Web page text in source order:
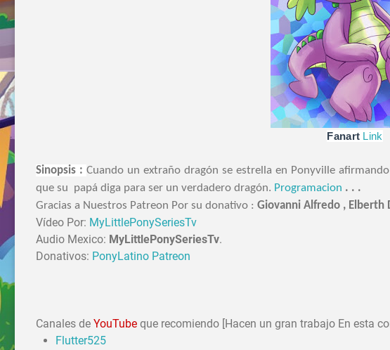
Fanart Link
Sinopsis : Cuando un extraño dragón se estrella en Ponyville
que su papá diga para ser un verdadero dragón. Programacion . . .
Gracias a Nuestros Patreon Por su donativo : Giovanni Alfredo , Elberth
Vídeo Por: MyLittlePonySeriesTv
Audio Mexico: MyLittlePonySeriesTv.
Donativos: PonyLatino Patreon
Canales de YouTube que recomiendo [Hacen un gran trabajo En esta
Flutter525